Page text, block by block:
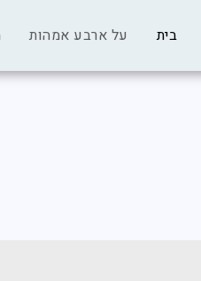
בית על ארבע אמהות